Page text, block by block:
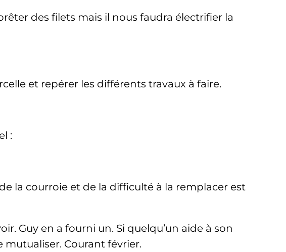
des filets mais il nous faudra électrifier la
et repérer les différents travaux à faire.
:
la courroie et de la difficulté à la remplacer est
Guy en a fourni un. Si quelqu’un aide à son
Courant février.